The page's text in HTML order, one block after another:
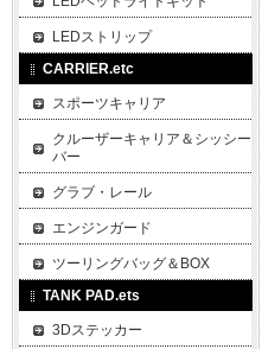
LEDストリップ
CARRIER.etc
スポーツキャリア
クルーザーキャリア＆シッシー
バー
グラブ・レール
エンジンガード
ツーリングバッグ＆BOX
TANK PAD.ets
3Dステッカー